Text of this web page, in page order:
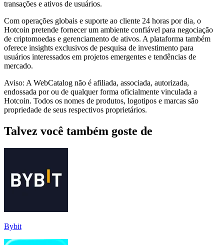
transações e ativos de usuários.
Com operações globais e suporte ao cliente 24 horas por dia, o
Hotcoin pretende fornecer um ambiente confiável para negociação
de criptomoedas e gerenciamento de ativos. A plataforma também
oferece insights exclusivos de pesquisa de investimento para
usuários interessados ​​em projetos emergentes e tendências de
mercado.
Aviso: A WebCatalog não é afiliada, associada, autorizada,
endossada por ou de qualquer forma oficialmente vinculada a
Hotcoin. Todos os nomes de produtos, logotipos e marcas são
propriedade de seus respectivos proprietários.
Talvez você também goste de
Bybit